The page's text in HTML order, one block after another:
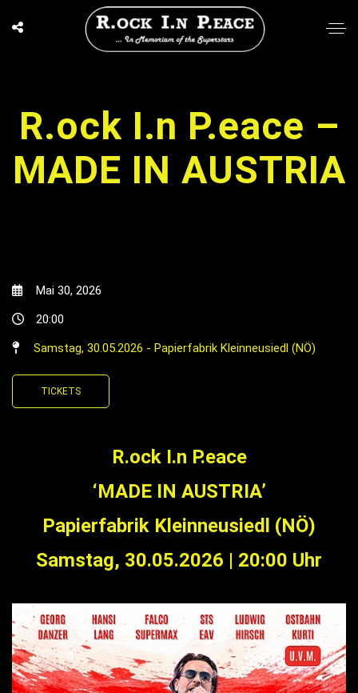
R.ock I.n P.eace –
MADE IN AUSTRIA
Mai 30, 2026
20:00
Samstag, 30.05.2026 - Papierfabrik Kleinneusiedl (NÖ)
TICKETS
R.ock I.n P.eace
‘MADE IN AUSTRIA’
Papierfabrik Kleinneusiedl (NÖ)
Samstag, 30.05.2026 | 20:00 Uhr